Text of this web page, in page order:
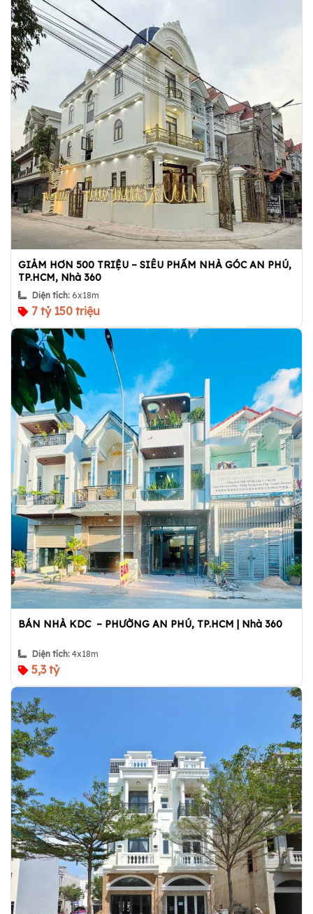
GIẢM HƠN 500 TRIỆU – SIÊU PHẨM NHÀ GÓC AN PHÚ,
TP.HCM, Nhà 360
Diện tích: 6x18m
7 tỷ 150 triệu
BÁN NHÀ KDC – PHƯỜNG AN PHÚ, TP.HCM | Nhà 360
Diện tích: 4x18m
5,3 tỷ